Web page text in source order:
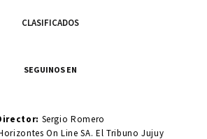
CLASIFICADOS
SEGUINOS EN
Sergio Romero
On Line SA. El Tribuno Jujuy